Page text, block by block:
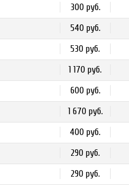
300 руб.
540 руб.
530 руб.
1 170 руб.
600 руб.
1 670 руб.
400 руб.
290 руб.
290 руб.